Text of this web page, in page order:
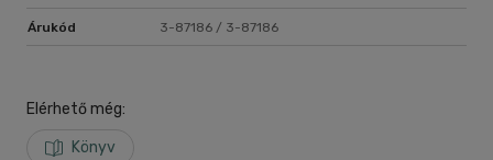
Árukód 3-87186 / 3-87186
Elérhető még:
Könyv